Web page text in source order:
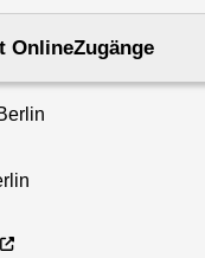
OnlineZugänge